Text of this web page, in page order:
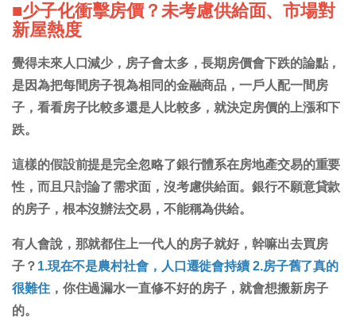
■少子化衝擊房價？未考慮供給面、市場對
新屋熱度
覺得未來人口減少，房子會太多，長期房價會下跌的論點，
是因為把每間房子視為相同的金融商品，一戶人配一間房
子，看看房子比較多還是人比較多，就決定房價的上漲和下
跌。
這樣的假設前提是完全忽略了銀行體系在房地產交易的重要
性，而且只討論了需求面，沒考慮供給面。銀行不願意貸款
的房子，根本沒辦法交易，不能稱為供給。
有人會說，那就都住上一代人的房子就好，幹嘛出去買房
子？ 1.現在不是農村社會，人口遷徙會持續 2.房子舊了真的
很難住，你住過漏水一直修不好的房子，就會想搬新房子
的。